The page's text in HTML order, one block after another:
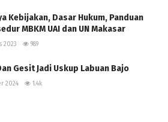
Kebijakan, Dasar Hukum, Panduan
MBKM UAI dan UN Makasar
2023 989
Gesit Jadi Uskup Labuan Bajo
2024 1.4k